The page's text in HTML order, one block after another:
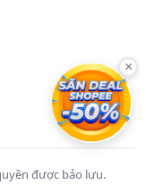
được bảo lưu.
×